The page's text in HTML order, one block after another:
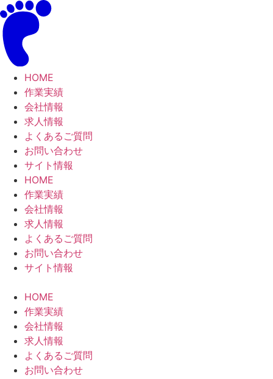
コ
ン
テ
ン
HOME
作業実績
会社情報
求人情報
よくあるご質問
お問い合わせ
サイト情報
HOME
作業実績
会社情報
求人情報
よくあるご質問
お問い合わせ
サイト情報
HOME
作業実績
会社情報
求人情報
よくあるご質問
お問い合わせ